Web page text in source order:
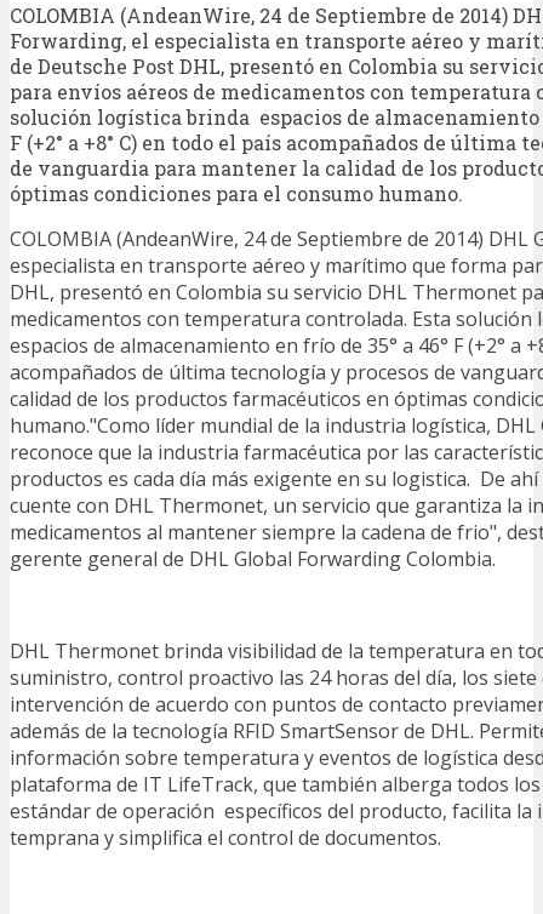
COLOMBIA (AndeanWire, 24 de Septiembre de 2014)
Forwarding, el especialista en transporte aéreo y
de Deutsche Post DHL, presentó en Colombia su
para envíos aéreos de medicamentos con temperatura
solución logística brinda espacios de almacenamiento
F (+2° a +8° C) en todo el país acompañados de última
de vanguardia para mantener la calidad de los
óptimas condiciones para el consumo humano.
COLOMBIA (AndeanWire, 24 de Septiembre de 2014) DHL
especialista en transporte aéreo y marítimo que forma
DHL, presentó en Colombia su servicio DHL Thermonet
medicamentos con temperatura controlada. Esta
espacios de almacenamiento en frío de 35° a 46° F (+2° a
acompañados de última tecnología y procesos de
calidad de los productos farmacéuticos en óptimas
humano."Como líder mundial de la industria logística,
reconoce que la industria farmacéutica por las
productos es cada día más exigente en su logistica. De
cuente con DHL Thermonet, un servicio que garantiza la
medicamentos al mantener siempre la cadena de frio",
gerente general de DHL Global Forwarding Colombia.
DHL Thermonet brinda visibilidad de la temperatura en
suministro, control proactivo las 24 horas del día, los siete
intervención de acuerdo con puntos de contacto
además de la tecnología RFID SmartSensor de DHL.
información sobre temperatura y eventos de logística
plataforma de IT LifeTrack, que también alberga todos
estándar de operación específicos del producto, facilita la
temprana y simplifica el control de documentos.